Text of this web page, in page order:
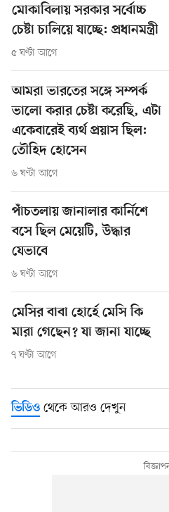
মোকাবিলায় সরকার সর্বোচ্চ
চেষ্টা চালিয়ে যাচ্ছে: প্রধানমন্ত্রী
৫ ঘণ্টা আগে
আমরা ভারতের সঙ্গে সম্পর্ক
ভালো করার চেষ্টা করেছি, এটা
একেবারেই ব্যর্থ প্রয়াস ছিল:
তৌহিদ হোসেন
৬ ঘণ্টা আগে
পাঁচতলায় জানালার কার্নিশে
বসে ছিল মেয়েটি, উদ্ধার
যেভাবে
৬ ঘণ্টা আগে
মেসির বাবা হোর্হে মেসি কি
মারা গেছেন? যা জানা যাচ্ছে
৭ ঘণ্টা আগে
ভিডিও থেকে আরও দেখুন